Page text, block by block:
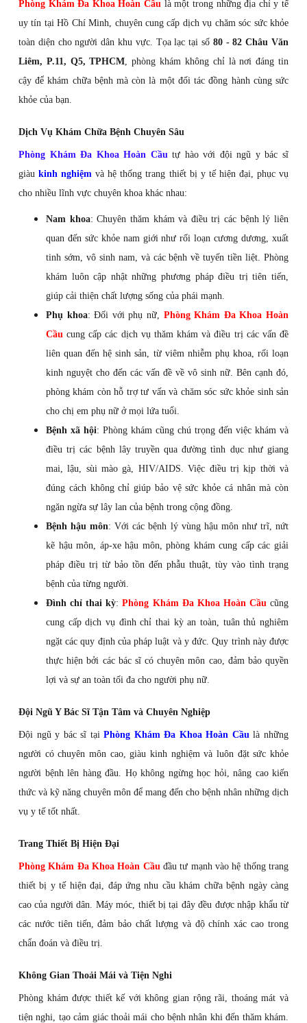
Phòng Khám Đa Khoa Hoàn Cầu là một trong những địa chỉ y tế
uy tín tại Hồ Chí Minh, chuyên cung cấp dịch vụ chăm sóc sức khỏe
toàn diện cho người dân khu vực. Tọa lạc tại số 80 - 82 Châu Văn
Liêm, P.11, Q5, TPHCM, phòng khám không chỉ là nơi đáng tin
cậy để khám chữa bệnh mà còn là một đối tác đồng hành cùng sức
khỏe của bạn.
Dịch Vụ Khám Chữa Bệnh Chuyên Sâu
Phòng Khám Đa Khoa Hoàn Cầutự hào với đội ngũ y bác sĩ
giàukinh nghiệm và hệ thống trang thiết bị y tế hiện đại, phục vụ
cho nhiều lĩnh vực chuyên khoa khác nhau:
Nam khoa: Chuyên thăm khám và điều trị các bệnh lý liên
quan đến sức khỏe nam giới như rối loạn cương dương, xuất
tinh sớm, vô sinh nam, và các bệnh về tuyến tiền liệt. Phòng
khám luôn cập nhật những phương pháp điều trị tiên tiến,
giúp cải thiện chất lượng sống của phái mạnh.
Phụ khoa: Đối với phụ nữ, Phòng Khám Đa Khoa Hoàn
Cầu cung cấp các dịch vụ thăm khám và điều trị các vấn đề
liên quan đến hệ sinh sản, từ viêm nhiễm phụ khoa, rối loạn
kinh nguyệt cho đến các vấn đề về vô sinh nữ. Bên cạnh đó,
phòng khám còn hỗ trợ tư vấn và chăm sóc sức khỏe sinh sản
cho chị em phụ nữ ở mọi lứa tuổi.
Bệnh xã hội: Phòng khám cũng chú trọng đến việc khám và
điều trị các bệnh lây truyền qua đường tình dục như giang
mai, lậu, sùi mào gà, HIV/AIDS. Việc điều trị kịp thời và
đúng cách không chỉ giúp bảo vệ sức khỏe cá nhân mà còn
ngăn ngừa sự lây lan của bệnh trong cộng đồng.
Bệnh hậu môn: Với các bệnh lý vùng hậu môn như trĩ, nứt
kẽ hậu môn, áp-xe hậu môn, phòng khám cung cấp các giải
pháp điều trị từ bảo tồn đến phẫu thuật, tùy vào tình trạng
bệnh của từng người.
Đình chỉ thai kỳ:Phòng Khám Đa Khoa Hoàn Cầucũng
cung cấp dịch vụ đình chỉ thai kỳ an toàn, tuân thủ nghiêm
ngặt các quy định của pháp luật và y đức. Quy trình này được
thực hiện bởi các bác sĩ có chuyên môn cao, đảm bảo quyền
lợi và sự an toàn tối đa cho người phụ nữ.
Đội Ngũ Y Bác Sĩ Tận Tâm và Chuyên Nghiệp
Đội ngũ y bác sĩ tạiPhòng Khám Đa Khoa Hoàn Cầulà những
người có chuyên môn cao, giàu kinh nghiệm và luôn đặt sức khỏe
người bệnh lên hàng đầu. Họ không ngừng học hỏi, nâng cao kiến
thức và kỹ năng chuyên môn để mang đến cho bệnh nhân những dịch
vụ y tế tốt nhất.
Trang Thiết Bị Hiện Đại
Phòng Khám Đa Khoa Hoàn Cầuđầu tư mạnh vào hệ thống trang
thiết bị y tế hiện đại, đáp ứng nhu cầu khám chữa bệnh ngày càng
cao của người dân. Máy móc, thiết bị tại đây đều được nhập khẩu từ
các nước tiên tiến, đảm bảo chất lượng và độ chính xác cao trong
chẩn đoán và điều trị.
Không Gian Thoải Mái và Tiện Nghi
Phòng khám được thiết kế với không gian rộng rãi, thoáng mát và
tiện nghi, tạo cảm giác thoải mái cho bệnh nhân khi đến thăm khám.